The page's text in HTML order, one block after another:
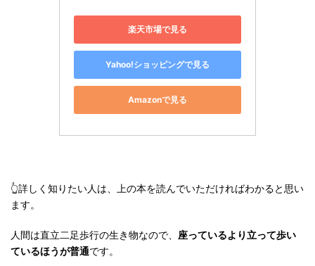
楽天市場で見る
Yahoo!ショッピングで見る
Amazonで見る
👆詳しく知りたい人は、上の本を読んでいただければわかると思い
ます。
人間は直立二足歩行の生き物なので、 座っているより立って歩い
ているほうが普通です。